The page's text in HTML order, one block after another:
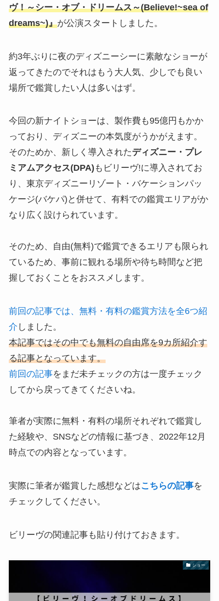
ヴ！～シー・オブ・ドリームス～(Believe!~sea of
dreams~)』が公演スタートしました。
約3年ぶりに夜のディズニーシーに素敵なショーが
返ってきたのでそれはもう大人気、少しでも良い
場所で鑑賞したい人は多いはず。
今回の新ナイトショーは、製作費も95億円もかか
っており、ディズニーの本気度がうかがえます。
そのためか、新しく導入されたディズニー・プレ
ミアムアクセス(DPA) もビリーヴ!に導入されてお
り、東京ディズニーリゾート・バケーションパッ
ケージ(バケパ)と併せて、有料での鑑賞エリアがか
なり広く設けられています。
そのため、自由(無料)で鑑賞できるエリアも限られ
ているため、事前に観れる場所や待ち時間など把
握しておくことをおススメします。
前回の記事では、無料・有料の鑑賞方法を全6つ紹
介 しました。
本記事ではその中でも無料の自由席を9カ所紹介す
る記事となっています。
前回の記事をまだ未チェックの方は一度チェック
してから戻ってきてくださいね。
筆者が実際に無料・有料の場所それぞれで鑑賞し
た経験や、SNSなどの情報に基づき、2022年12月
時点での内容となっています。
実際に筆者が鑑賞した感想などはこちらの記事を
チェックしてください。
ビリーヴの関連記事も貼り付けておきます。
ショー